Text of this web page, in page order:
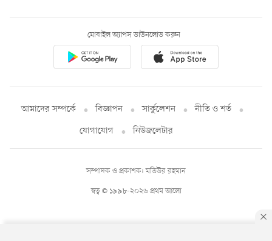
মোবাইল অ্যাপস ডাউনলোড করুন
আমাদের সম্পর্কে বিজ্ঞাপন সার্কুলেশন
নীতি ও শর্ত
যোগাযোগ
নিউজলেটার
স্বত্ব © ১৯৯৮-২০২৬ প্রথম আলো
সম্পাদক ও প্রকাশক: মতিউর রহমান